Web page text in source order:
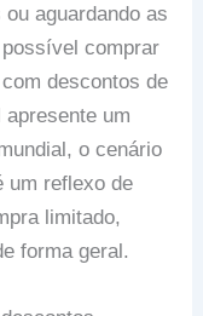
aguardando as
comprar
descontos de
um
o cenário
um reflexo de
limitado,
forma geral.